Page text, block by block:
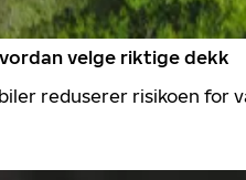
velge riktige dekk
reduserer risikoen for